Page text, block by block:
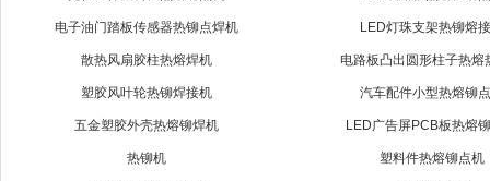
电子油门踏板传感器热铆点焊机 LED灯珠支架热铆熔
散热风扇胶柱热熔焊机 电路板凸出圆形柱子热熔
塑胶风叶轮热铆焊接机 汽车配件小型热熔铆
五金塑胶外壳热熔铆焊机 LED广告屏PCB板热熔
热铆机 塑料件热熔铆点机